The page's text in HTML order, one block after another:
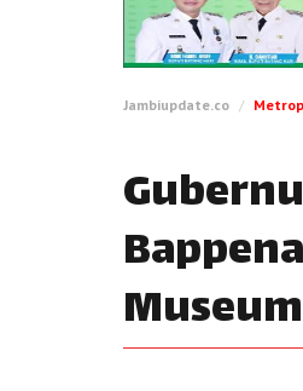
Jambiupdate.co